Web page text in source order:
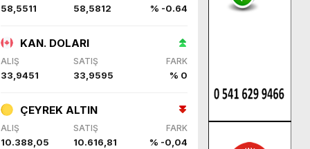
58,5511 58,5812 % -0.64
KAN. DOLARI
ALIŞ SATIŞ FARK
33,9451 33,9595 % 0
ÇEYREK ALTIN
ALIŞ SATIŞ FARK
10.388,05 10.616,81 % -0,04